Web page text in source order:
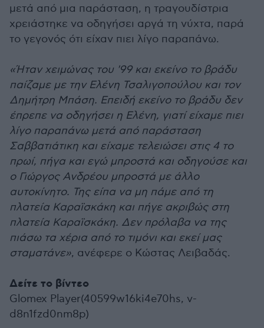
μετά από μια παράσταση, η τραγουδίστρια
χρειάστηκε να οδηγήσει αργά τη νύχτα, παρά
το γεγονός ότι είχαν πιει λίγο παραπάνω.
«Ήταν χειμώνας του '99 και εκείνο το βράδυ
παίζαμε με την Ελένη Τσαλιγοπούλου και τον
Δημήτρη Μπάση. Επειδή εκείνο το βράδυ δεν
έπρεπε να οδηγήσει η Ελένη, γιατί είχαμε πιει
λίγο παραπάνω μετά από παράσταση
Σαββατιάτικη και είχαμε τελειώσει στις 4 το
πρωί, πήγα και εγώ μπροστά και οδηγούσε και
ο Γιώργος Ανδρέου μπροστά με άλλο
αυτοκίνητο. Της είπα να μη πάμε από τη
πλατεία Καραϊσκάκη και πήγε ακριβώς στη
πλατεία Καραϊσκάκη. Δεν πρόλαβα να της
πιάσω τα χέρια από το τιμόνι και εκεί μας
σταματάνε», ανέφερε ο Κώστας Λειβαδάς.
Δείτε το βίντεο
Glomex Player(40599w16ki4e70hs, v-
d8n1fzd0nm8p)